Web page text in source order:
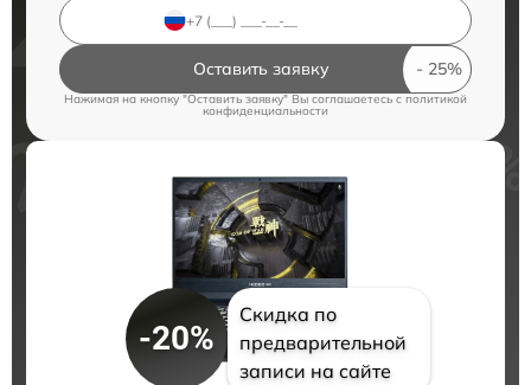
Оставить заявку
Нажимая на кнопку "Оставить заявку" Вы соглашаетесь cполитикой
конфиденциальности
-20%
Скидка по
предварительной
записи на сайте